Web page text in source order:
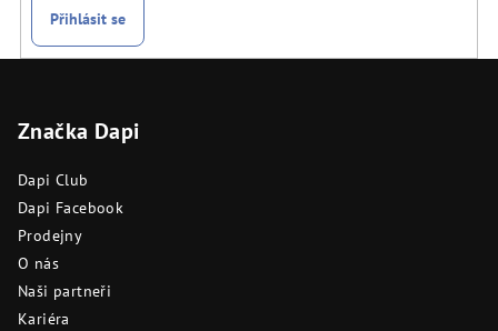
Přihlásit se
Značka Dapi
Dapi Club
Dapi Facebook
Prodejny
O nás
Naši partneři
Kariéra